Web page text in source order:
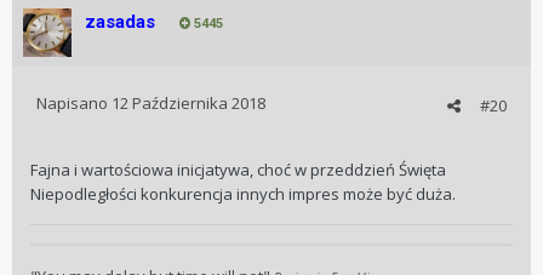
zasadas 5445
#20
Napisano 12 Października 2018
Fajna i wartościowa inicjatywa, choć w przeddzień Święta
Niepodległości konkurencja innych impres może być duża.